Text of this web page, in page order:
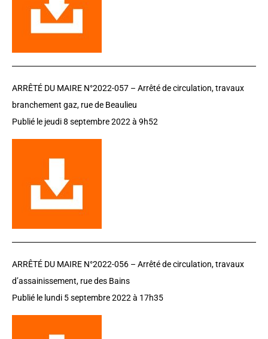
ARRÊTÉ DU MAIRE N°2022-057 – Arrêté de circulation, travaux
branchement gaz, rue de Beaulieu
Publié le jeudi 8 septembre 2022 à 9h52
ARRÊTÉ DU MAIRE N°2022-056 – Arrêté de circulation, travaux
d’assainissement, rue des Bains
Publié le lundi 5 septembre 2022 à 17h35